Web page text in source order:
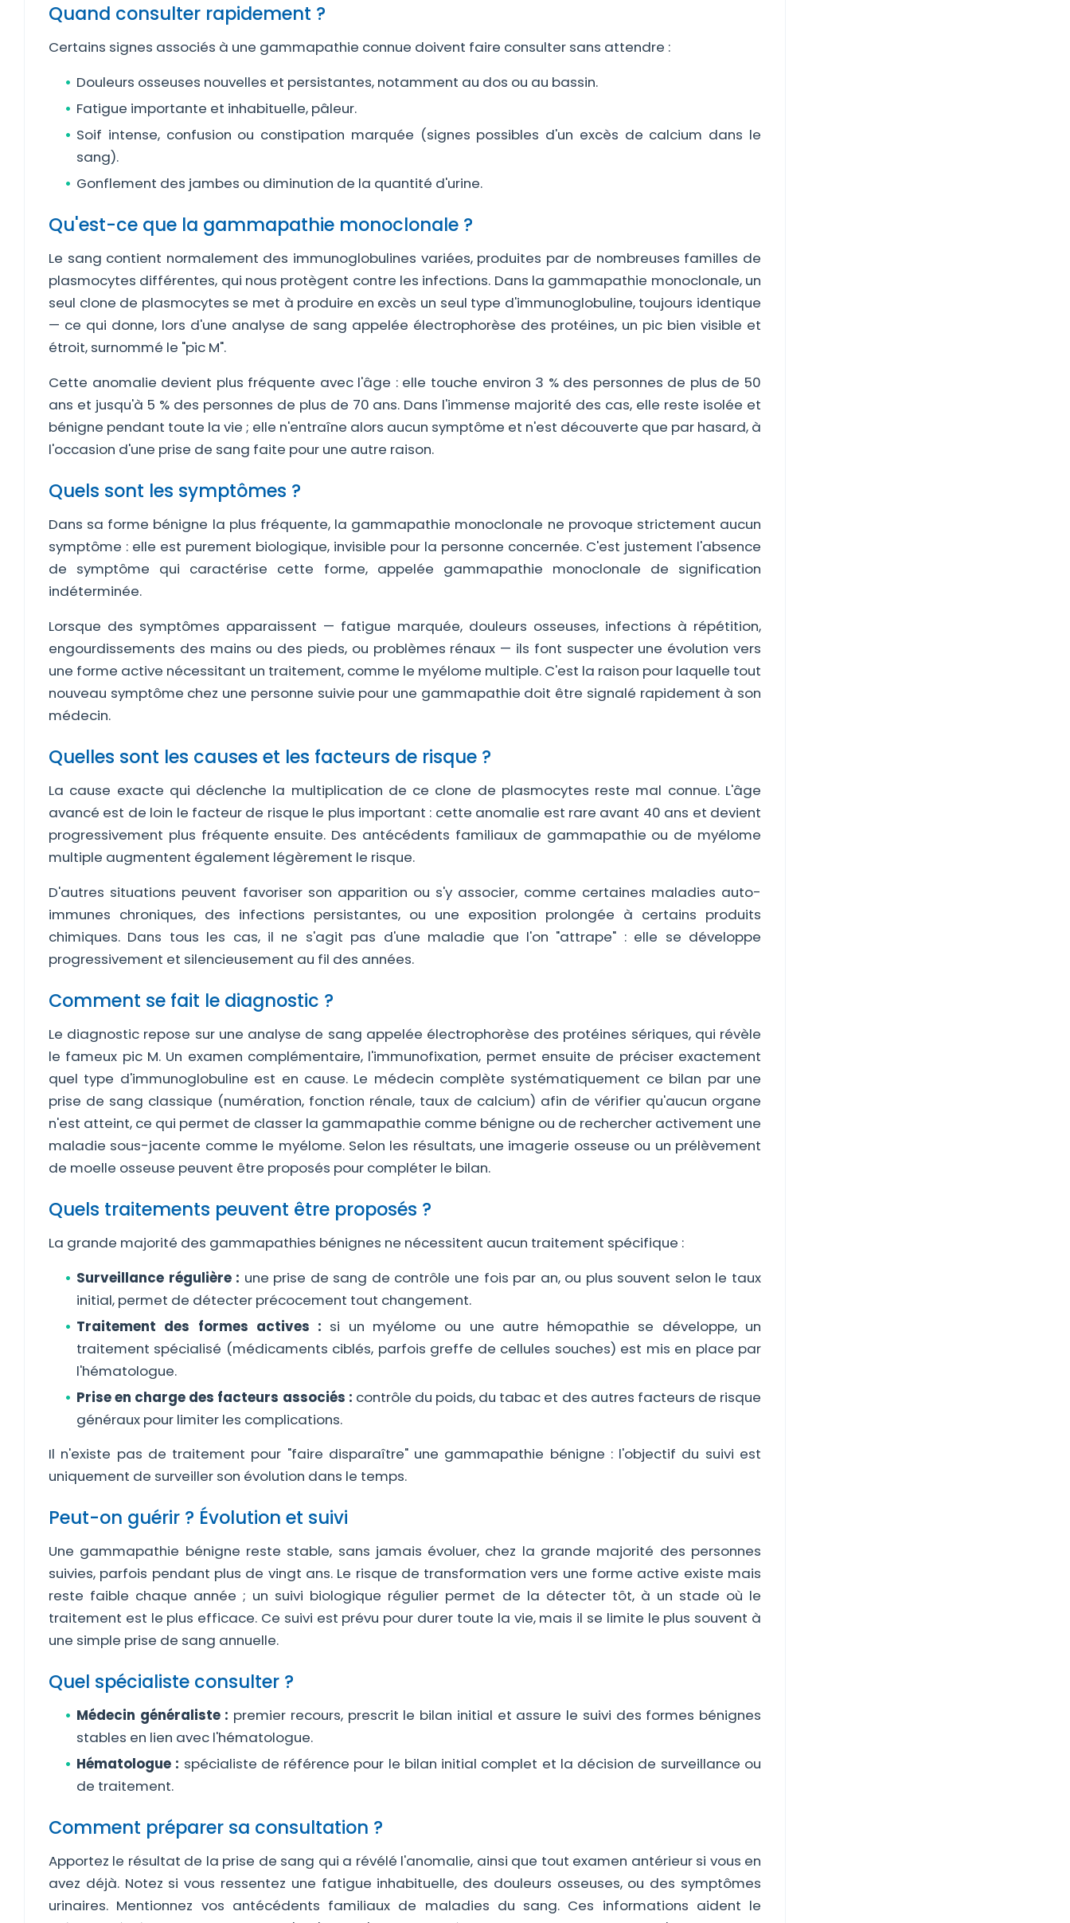
Quand consulter rapidement ?
Certains signes associés à une gammapathie connue doivent faire consulter sans attendre :
Douleurs osseuses nouvelles et persistantes, notamment au dos ou au bassin.
Fatigue importante et inhabituelle, pâleur.
Soif intense, confusion ou constipation marquée (signes possibles d'un excès de calcium dans le
sang).
Gonflement des jambes ou diminution de la quantité d'urine.
Qu'est-ce que la gammapathie monoclonale ?
Le sang contient normalement des immunoglobulines variées, produites par de nombreuses familles de
plasmocytes différentes, qui nous protègent contre les infections. Dans la gammapathie monoclonale, un
seul clone de plasmocytes se met à produire en excès un seul type d'immunoglobuline, toujours identique
— ce qui donne, lors d'une analyse de sang appelée électrophorèse des protéines, un pic bien visible et
étroit, surnommé le "pic M".
Cette anomalie devient plus fréquente avec l'âge : elle touche environ 3 % des personnes de plus de 50
ans et jusqu'à 5 % des personnes de plus de 70 ans. Dans l'immense majorité des cas, elle reste isolée et
bénigne pendant toute la vie ; elle n'entraîne alors aucun symptôme et n'est découverte que par hasard, à
l'occasion d'une prise de sang faite pour une autre raison.
Quels sont les symptômes ?
Dans sa forme bénigne la plus fréquente, la gammapathie monoclonale ne provoque strictement aucun
symptôme : elle est purement biologique, invisible pour la personne concernée. C'est justement l'absence
de symptôme qui caractérise cette forme, appelée gammapathie monoclonale de signification
indéterminée.
Lorsque des symptômes apparaissent — fatigue marquée, douleurs osseuses, infections à répétition,
engourdissements des mains ou des pieds, ou problèmes rénaux — ils font suspecter une évolution vers
une forme active nécessitant un traitement, comme le myélome multiple. C'est la raison pour laquelle tout
nouveau symptôme chez une personne suivie pour une gammapathie doit être signalé rapidement à son
médecin.
Quelles sont les causes et les facteurs de risque ?
La cause exacte qui déclenche la multiplication de ce clone de plasmocytes reste mal connue. L'âge
avancé est de loin le facteur de risque le plus important : cette anomalie est rare avant 40 ans et devient
progressivement plus fréquente ensuite. Des antécédents familiaux de gammapathie ou de myélome
multiple augmentent également légèrement le risque.
D'autres situations peuvent favoriser son apparition ou s'y associer, comme certaines maladies auto-
immunes chroniques, des infections persistantes, ou une exposition prolongée à certains produits
chimiques. Dans tous les cas, il ne s'agit pas d'une maladie que l'on "attrape" : elle se développe
progressivement et silencieusement au fil des années.
Comment se fait le diagnostic ?
Le diagnostic repose sur une analyse de sang appelée électrophorèse des protéines sériques, qui révèle
le fameux pic M. Un examen complémentaire, l'immunofixation, permet ensuite de préciser exactement
quel type d'immunoglobuline est en cause. Le médecin complète systématiquement ce bilan par une
prise de sang classique (numération, fonction rénale, taux de calcium) afin de vérifier qu'aucun organe
n'est atteint, ce qui permet de classer la gammapathie comme bénigne ou de rechercher activement une
maladie sous-jacente comme le myélome. Selon les résultats, une imagerie osseuse ou un prélèvement
de moelle osseuse peuvent être proposés pour compléter le bilan.
Quels traitements peuvent être proposés ?
La grande majorité des gammapathies bénignes ne nécessitent aucun traitement spécifique :
Surveillance régulière : une prise de sang de contrôle une fois par an, ou plus souvent selon le taux
initial, permet de détecter précocement tout changement.
Traitement des formes actives : si un myélome ou une autre hémopathie se développe, un
traitement spécialisé (médicaments ciblés, parfois greffe de cellules souches) est mis en place par
l'hématologue.
Prise en charge des facteurs associés : contrôle du poids, du tabac et des autres facteurs de risque
généraux pour limiter les complications.
Il n'existe pas de traitement pour "faire disparaître" une gammapathie bénigne : l'objectif du suivi est
uniquement de surveiller son évolution dans le temps.
Peut-on guérir ? Évolution et suivi
Une gammapathie bénigne reste stable, sans jamais évoluer, chez la grande majorité des personnes
suivies, parfois pendant plus de vingt ans. Le risque de transformation vers une forme active existe mais
reste faible chaque année ; un suivi biologique régulier permet de la détecter tôt, à un stade où le
traitement est le plus efficace. Ce suivi est prévu pour durer toute la vie, mais il se limite le plus souvent à
une simple prise de sang annuelle.
Quel spécialiste consulter ?
Médecin généraliste : premier recours, prescrit le bilan initial et assure le suivi des formes bénignes
stables en lien avec l'hématologue.
Hématologue : spécialiste de référence pour le bilan initial complet et la décision de surveillance ou
de traitement.
Comment préparer sa consultation ?
Apportez le résultat de la prise de sang qui a révélé l'anomalie, ainsi que tout examen antérieur si vous en
avez déjà. Notez si vous ressentez une fatigue inhabituelle, des douleurs osseuses, ou des symptômes
urinaires. Mentionnez vos antécédents familiaux de maladies du sang. Ces informations aident le